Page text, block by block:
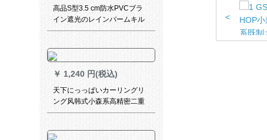
高品S型3.5 cm防水PVCブラ
イン遮光のレインバームキル
トフィットフィット062 M
￥ 1,240 円(税込)
天下にっっぱいカーリングリ
ング风韩式小森系高精密二重
层一体カーラテ无地刺繍糸カ
リーズシリーズシリーズシリ
<